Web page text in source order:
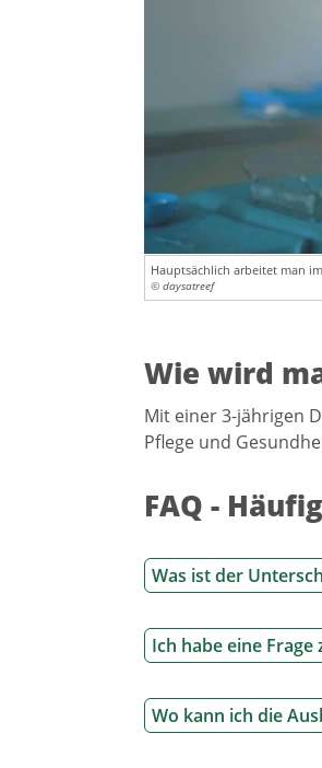
Hauptsächlich arbeitet man
© daysatreef
Wie wird
Mit einer 3-jährigen
Pflege und
FAQ -
Was ist der
Ich habe eine
Wo kann ich die